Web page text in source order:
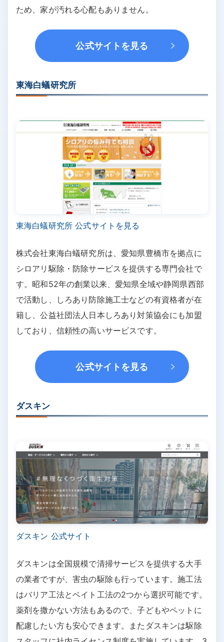
ため、家が汚れる心配もありません。
公式サイトを見る
東海白蟻研究所
東海白蟻研究所 公式サイトを見る
株式会社東海白蟻研究所は、愛知県豊橋市を拠点に
シロアリ駆除・防除サービスを提供する専門会社で
す。昭和52年の創業以来、愛知県全域や静岡県西部
で活動し、しろあり防除施工士などの有資格者が在
籍し、公益社団法人日本しろあり対策協会にも加盟
しており、信頼性の高いサービスです。
公式サイトを見る
ダスキン
ダスキン 公式サイト
ダスキンは全国規模で清掃サービスを提供する大手
の業者ですが、害虫の駆除も行っています。施工法
はバリア工法とベイト工法の2つから選択可能です。
薬剤を撒かない方法もあるので、子どもやペットに
配慮したい方も安心できます。またダスキンは駆除